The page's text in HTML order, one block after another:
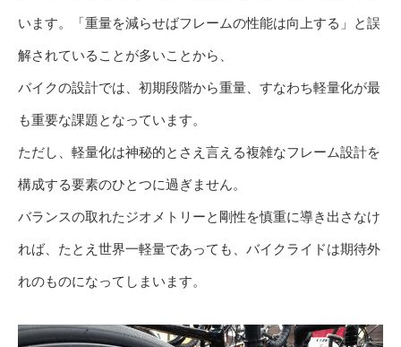
います。「重量を減らせばフレームの性能は向上する」と誤
解されていることが多いことから、
バイクの設計では、初期段階から重量、すなわち軽量化が最
も重要な課題となっています。
ただし、軽量化は神秘的とさえ言える複雑なフレーム設計を
構成する要素のひとつに過ぎません。
バランスの取れたジオメトリーと剛性を慎重に導き出さなけ
れば、たとえ世界一軽量であっても、バイクライドは期待外
れのものになってしまいます。